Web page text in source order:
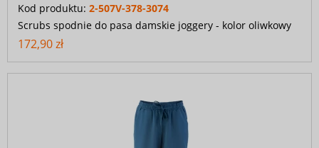
Kod produktu: 2-507V-378-3074
Scrubs spodnie do pasa damskie joggery - kolor oliwkowy
172,90 zł